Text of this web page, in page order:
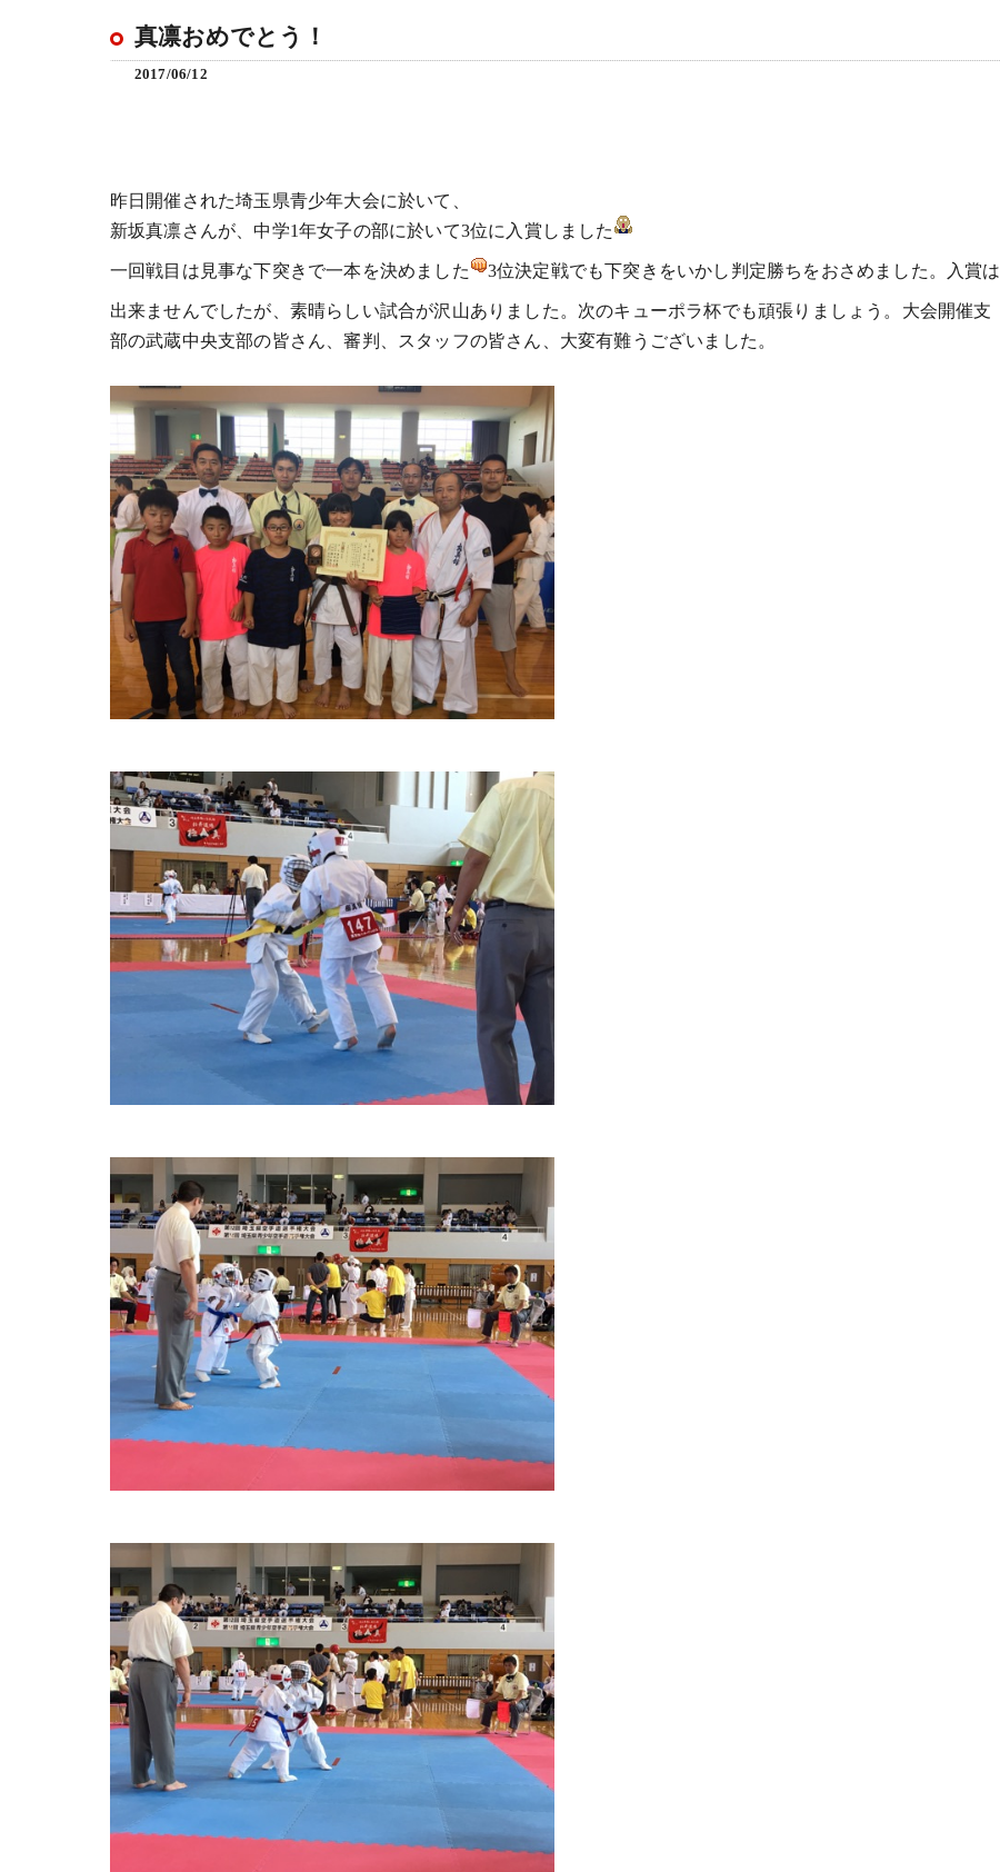
真凛おめでとう！
2017/06/12
昨日開催された埼玉県青少年大会に於いて、
新坂真凛さんが、中学1年女子の部に於いて3位に入賞しました
一回戦目は見事な下突きで一本を決めました 3位決定戦でも下突きをいかし判定勝ちをおさめました。入賞は
出来ませんでしたが、素晴らしい試合が沢山ありました。次のキューポラ杯でも頑張りましょう。大会開催支
部の武蔵中央支部の皆さん、審判、スタッフの皆さん、大変有難うございました。